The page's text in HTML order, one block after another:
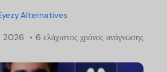
Alternatives
2026 6 ελάχιστος χρόνος ανάγνωσης